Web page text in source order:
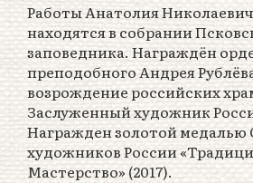
Работы Анатолия
находятся в собрании
заповедника. Награждён
преподобного Андрея
возрождение российских
Заслуженный художник
Награжден золотой медалью
художников России
Мастерство» (2017).